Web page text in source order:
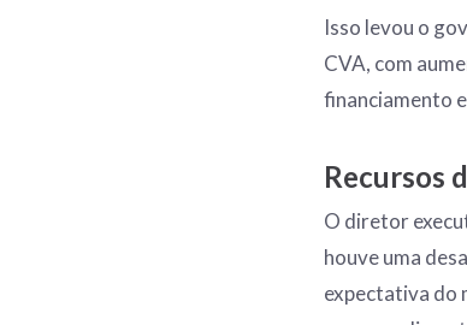
Isso levou o
CVA, com
financiamento
Recursos
O diretor
houve uma
expectativa do